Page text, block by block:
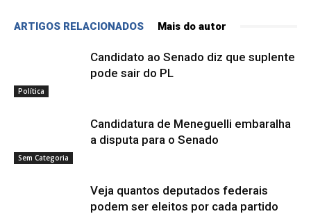
ARTIGOS RELACIONADOS Mais do autor
Política
Candidato ao Senado diz que suplente
pode sair do PL
Sem Categoria
Candidatura de Meneguelli embaralha
a disputa para o Senado
Veja quantos deputados federais
podem ser eleitos por cada partido